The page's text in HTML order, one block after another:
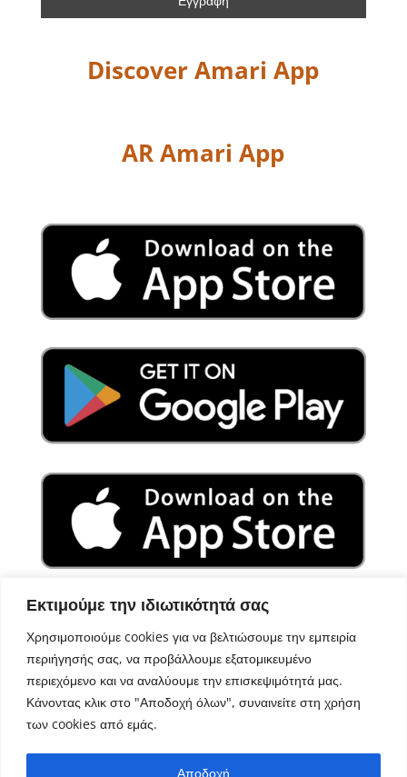
Εκτιμούμε την ιδιωτικότητά σας
Χρησιμοποιούμε cookies για να βελτιώσουμε την εμπειρία
περιήγησής σας, να προβάλλουμε εξατομικευμένο
περιεχόμενο και να αναλύουμε την επισκεψιμότητά μας.
Κάνοντας κλικ στο "Αποδοχή όλων", συναινείτε στη χρήση
των cookies από εμάς.
Αποδοχή
Discover Amari App
AR Amari App